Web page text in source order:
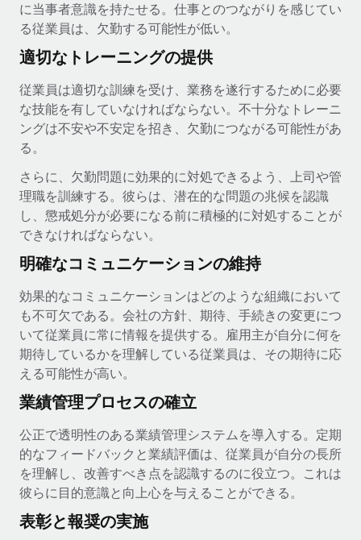
に当事者意識を持たせる。仕事とのつながりを感じてい
る従業員は、欠勤する可能性が低い。
適切なトレーニングの提供
従業員は適切な訓練を受け、業務を遂行するために必要
な技能を有していなければならない。不十分なトレーニ
ングは不安や不安定を招き、欠勤につながる可能性があ
る。
さらに、欠勤問題に効果的に対処できるよう、上司や管
理職を訓練する。彼らは、潜在的な問題の兆候を認識
し、懲戒処分が必要になる前に積極的に対処することが
できなければならない。
明確なコミュニケーションの維持
効果的なコミュニケーションはどのような組織において
も不可欠である。会社の方針、期待、手続きの変更につ
いて従業員に常に情報を提供する。雇用主が自分に何を
期待しているかを理解している従業員は、その期待に応
える可能性が高い。
業績管理プロセスの確立
公正で透明性のある業績管理システムを導入する。定期
的なフィードバックと業績評価は、従業員が自分の長所
を理解し、改善すべき点を認識するのに役立つ。これは
彼らに目的意識と向上心を与えることができる。
表彰と報奨の実施